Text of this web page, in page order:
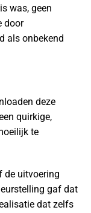
was, geen
door
als onbekend
deze
quirkige,
te
de uitvoering
gaf dat
dat zelfs